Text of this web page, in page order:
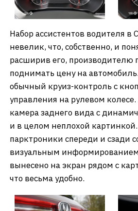
Набор ассистентов водителя в
невелик, что, собственно, и
расширив его, производителю
поднимать цену на
обычный круиз-контроль с
управления на рулевом
камера заднего вида с
и в целом неплохой
парктроники спереди и сзади
визуальным
вынесено на экран рядом с
что весьма удобно.